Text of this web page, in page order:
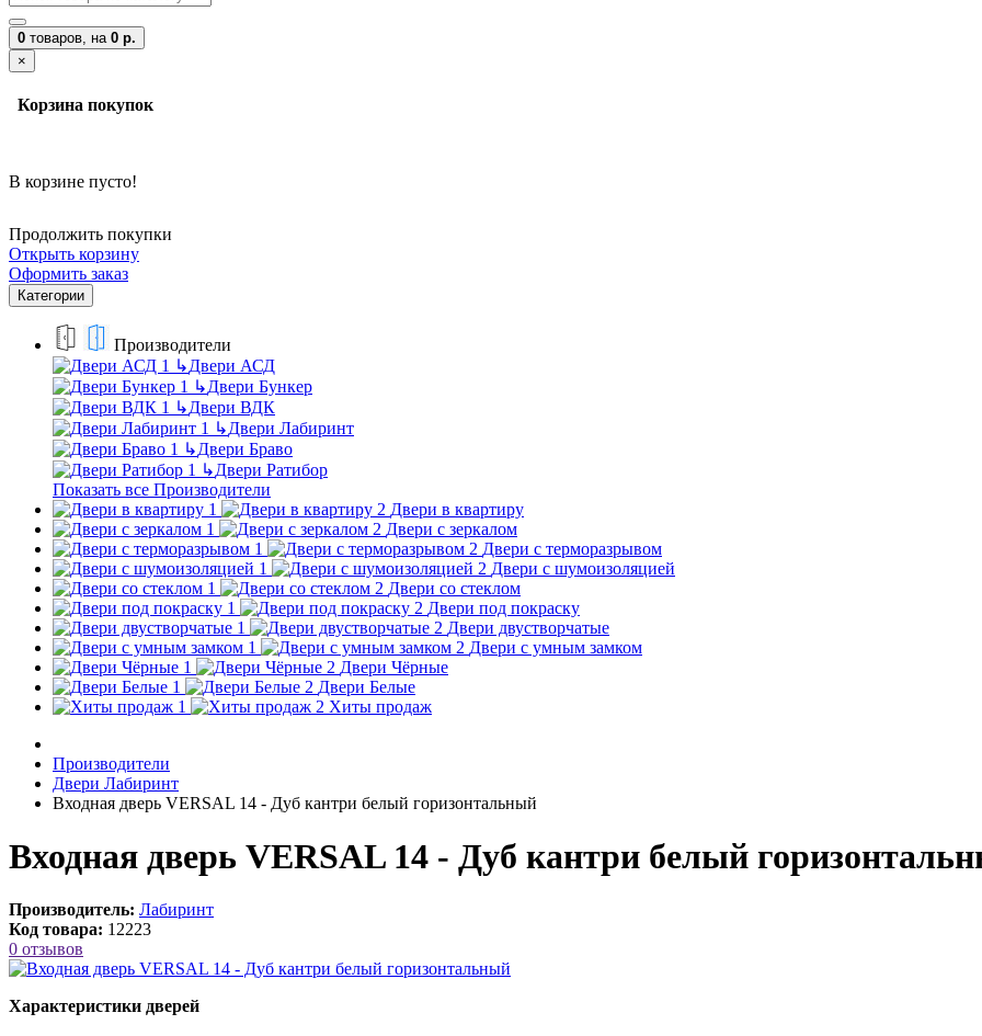
0 товаров, на 0 р.
×
Корзина покупок
В корзине пусто!
Продолжить покупки
Открыть корзину
Оформить заказ
Категории
Производители
↳Двери АСД
↳Двери Бункер
↳Двери ВДК
↳Двери Лабиринт
↳Двери Браво
↳Двери Ратибор
Показать все Производители
Двери в квартиру
Двери с зеркалом
Двери с терморазрывом
Двери с шумоизоляцией
Двери со стеклом
Двери под покраску
Двери двустворчатые
Двери с умным замком
Двери Чёрные
Двери Белые
Хиты продаж
Производители
Двери Лабиринт
Входная дверь VERSAL 14 - Дуб кантри белый горизонтальный
Входная дверь VERSAL 14 - Дуб кантри белый
Производитель: Лабиринт
Код товара: 12223
0 отзывов
Характеристики дверей